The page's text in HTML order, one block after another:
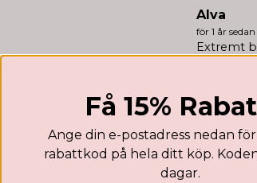
Alva
för 1 år sedan
Extremt
Beatrice
för 1 år sedan
Beatrice
för 2 år sedan
Få 15%
Ange din e-postadress nedan
rabattkod på hela ditt köp.
dagar.